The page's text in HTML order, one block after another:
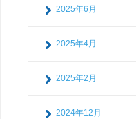
2025年6月
2025年4月
2025年2月
2024年12月